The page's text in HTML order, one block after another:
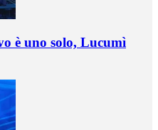
è uno solo, Lucumì